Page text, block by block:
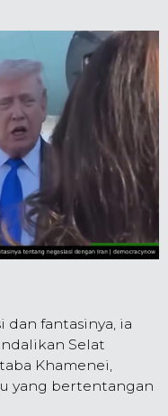
dan fantasinya, ia
Selat
Khamenei,
yang bertentangan